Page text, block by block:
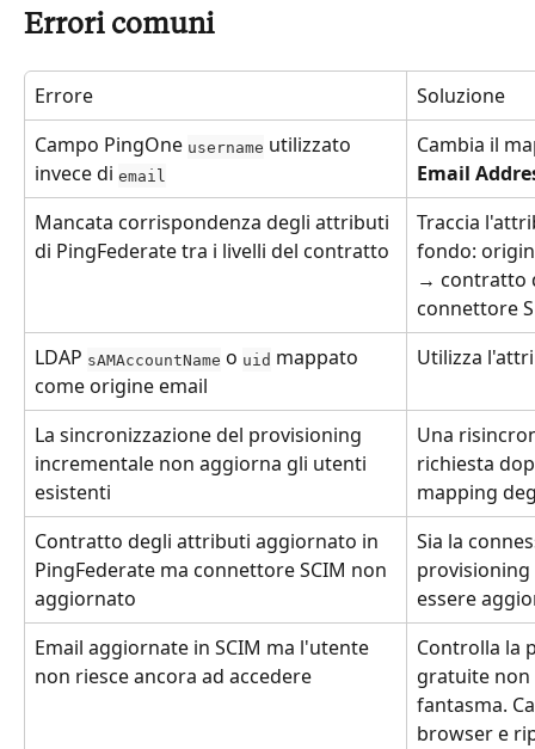
Errori comuni
Errore
Soluzione
Campo PingOne username utilizzato
invece di email
Cambia il
Email
Mancata corrispondenza degli attributi
di PingFederate tra i livelli del contratto
Traccia
fondo:
→ contratto
connettore
LDAP sAMAccountName o uid mappato
come origine email
Utilizza
La sincronizzazione del provisioning
incrementale non aggiorna gli utenti
esistenti
Una
richiesta
mapping
Contratto degli attributi aggiornato in
PingFederate ma connettore SCIM non
aggiornato
Sia la
provisioning
essere
Email aggiornate in SCIM ma l'utente
non riesce ancora ad accedere
Controlla la
gratuite
fantasma.
browser e